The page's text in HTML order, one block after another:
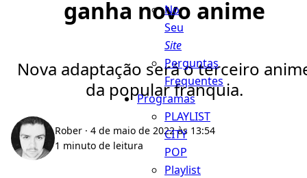
No
Seu
Site
Perguntas
Frequentes
Programas
PLAYLIST
CITY
POP
Playlist
ganha novo anime
Nova adaptação será o terceiro
da popular franquia.
Rober · 4 de maio de 2022 às 13:54
1 minuto de leitura